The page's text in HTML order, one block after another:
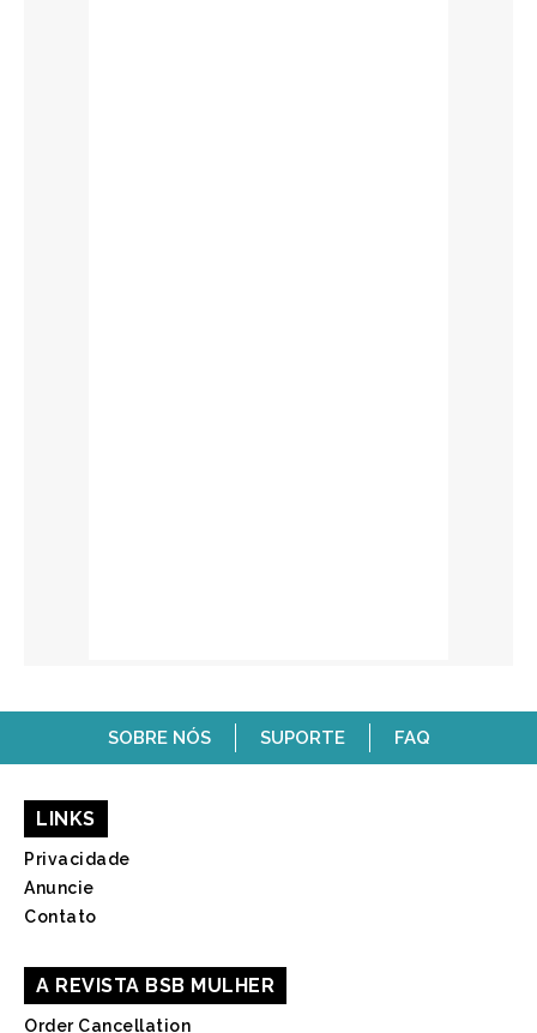
SOBRE NÓS SUPORTE FAQ
LINKS
Privacidade
Anuncie
Contato
A REVISTA BSB MULHER
Order Cancellation